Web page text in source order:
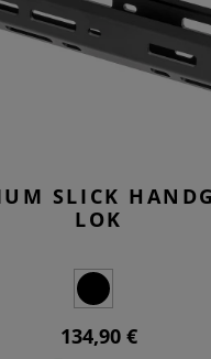
SLICK
LOK
134,90 €